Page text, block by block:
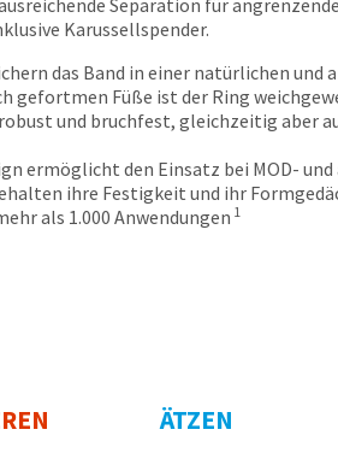
Separation für
Karussellspender.
das Band in einer natürlichen und
gefortmen Füße ist der Ring
und bruchfest, gleichzeitig aber
ermöglicht den Einsatz bei MOD-
ihre Festigkeit und ihr
als 1.000 Anwendungen 1
ÄTZEN